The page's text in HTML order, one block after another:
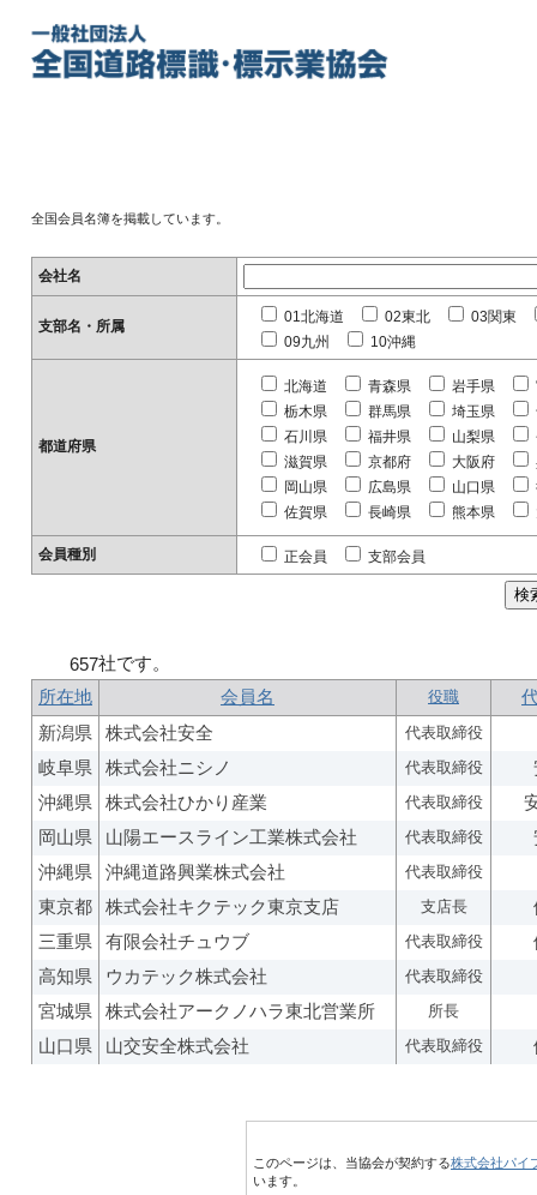
全国会員名簿を掲載しています。
会社名
支部名・所属
01北海道 02東北
03関東
09九州
10沖縄
都道府県
北海道 青森県 岩手県
栃木県
群馬県 埼玉県
石川県
福井県 山梨県
滋賀県
京都府 大阪府
岡山県
広島県 山口県
佐賀県
長崎県 熊本県
会員種別 正会員 支部会員
657社です。
所在地
会員名 役職
新潟県
株式会社安全 代表取締役
岐阜県 株式会社ニシノ 代表取締役
沖縄県
株式会社ひかり産業 代表取締役
岡山県
山陽エースライン工業株式会社 代表取締役
沖縄県
沖縄道路興業株式会社 代表取締役
東京都 株式会社キクテック東京支店 支店長
三重県
有限会社チュウブ 代表取締役
高知県
ウカテック株式会社 代表取締役
宮城県 株式会社アークノハラ東北営業所 所長
山口県 山交安全株式会社 代表取締役
このページは、当協会が契約する株式会社パイ
います。